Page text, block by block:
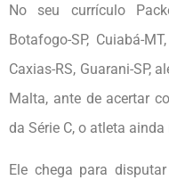
No seu currículo
Botafogo-SP, Cuiabá-
Caxias-RS, Guarani-SP,
Malta, ante de acertar
da Série C, o atleta
Ele chega para